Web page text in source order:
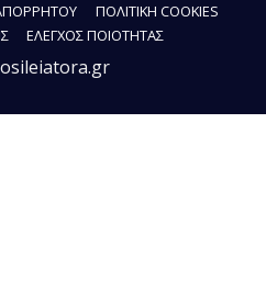
ΠΟΛΙΤΙΚΗ COOKIES
ΕΛΕΓΧΟΣ ΠΟΙΟΤΗΤΑΣ